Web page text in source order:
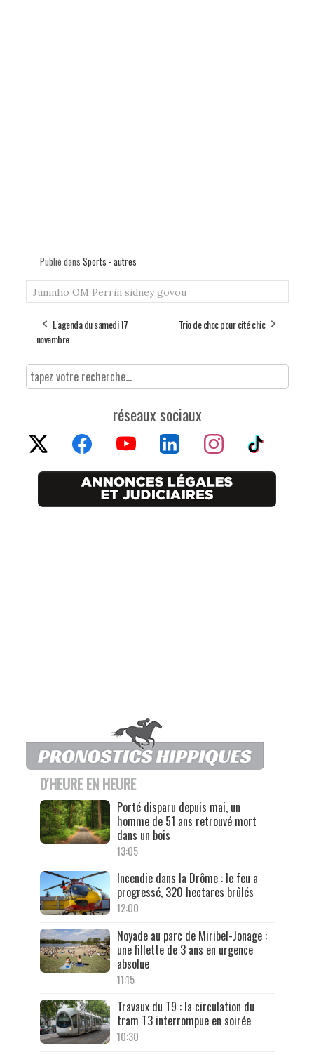
Publié dans Sports - autres
Juninho OM Perrin sidney govou
L'agenda du samedi 17
novembre
Trio de choc pour cité chic
réseaux sociaux
D'HEURE EN HEURE
Porté disparu depuis mai, un
homme de 51 ans retrouvé mort
dans un bois
13:05
Incendie dans la Drôme : le feu a
progressé, 320 hectares brûlés
12:00
Noyade au parc de Miribel-Jonage :
une fillette de 3 ans en urgence
absolue
11:15
Travaux du T9 : la circulation du
tram T3 interrompue en soirée
10:30